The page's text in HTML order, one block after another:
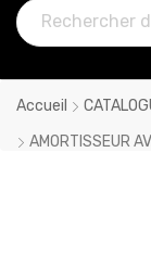
Accueil
AMORTISSEUR